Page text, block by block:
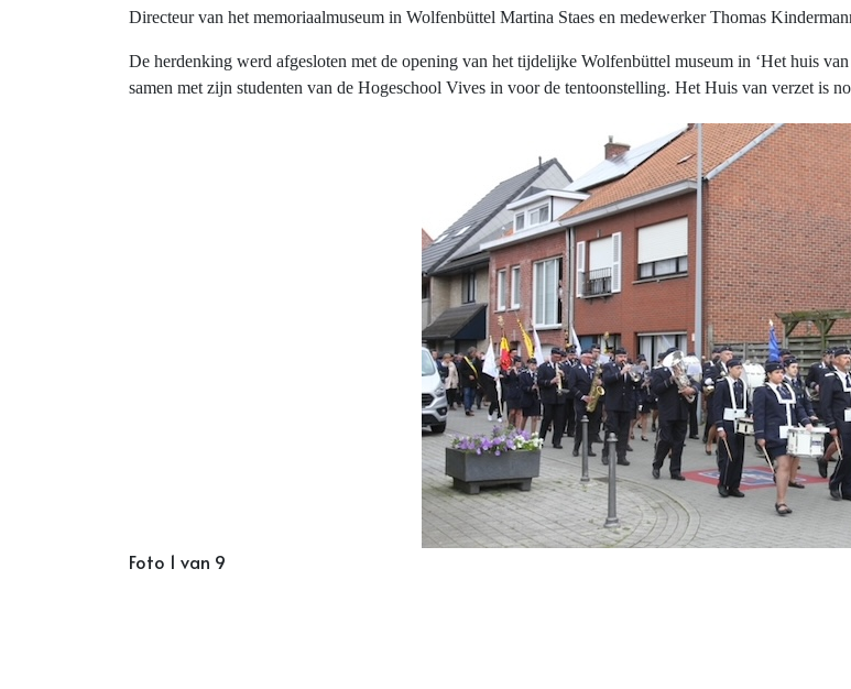
Directeur van het memoriaalmuseum in Wolfenbüttel Martina Staes en medewerker Thomas
De herdenking werd afgesloten met de opening van het tijdelijke Wolfenbüttel museum in ‘Het huis
samen met zijn studenten van de Hogeschool Vives in voor de tentoonstelling. Het Huis van verzet is
Foto 1 van 9